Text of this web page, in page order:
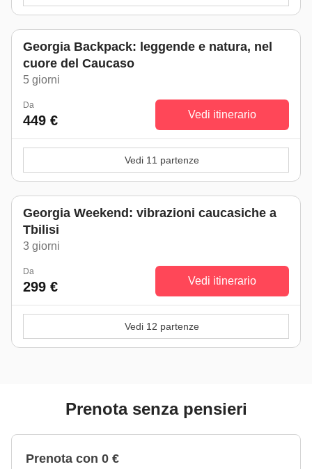
Georgia Backpack: leggende e natura, nel
cuore del Caucaso
5 giorni
Da
449 € Vedi itinerario
Vedi 11 partenze
Georgia Weekend: vibrazioni caucasiche a
Tbilisi
3 giorni
Da
299 € Vedi itinerario
Vedi 12 partenze
Prenota senza pensieri
Prenota con 0 €